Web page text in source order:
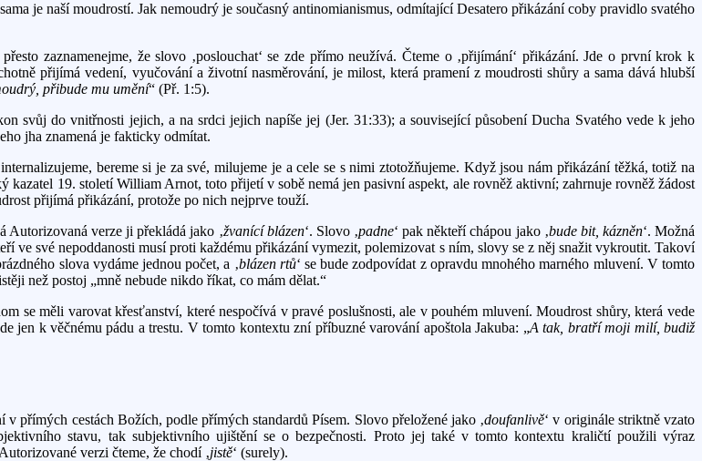
je naší moudrostí. Jak nemoudrý je současný antinomianismus, odmítající Desatero přikázání coby pravidlo svatého
zaznamenejme, že slovo ‚poslouchat‘ se zde přímo neužívá. Čteme o ‚přijímání‘ přikázání. Jde o první krok k
přijímá vedení, vyučování a životní nasměrování, je milost, která pramení z moudrosti shůry a sama dává hlubší
přibude mu umění“ (Př. 1:5).
svůj do vnitřnosti jejich, a na srdci jejich napíše jej (Jer. 31:33); a související působení Ducha Svatého vede k jeho
jha znamená je fakticky odmítat.
bereme si je za své, milujeme je a cele se s nimi ztotožňujeme. Když jsou nám přikázání těžká, totiž na
19. století William Arnot, toto přijetí v sobě nemá jen pasivní aspekt, ale rovněž aktivní; zahrnuje rovněž žádost
přijímá přikázání, protože po nich nejprve touží.
Autorizovaná verze ji překládá jako ‚žvanící blázen‘. Slovo ‚padne‘ pak někteří chápou jako ‚bude bit, kázněn‘. Možná
ve své nepoddanosti musí proti každému přikázání vymezit, polemizovat s ním, slovy se z něj snažit vykroutit. Takoví
slova vydáme jednou počet, a ‚blázen rtů‘ se bude zodpovídat z opravdu mnohého marného mluvení. V tomto
než postoj „mně nebude nikdo říkat, co mám dělat.“
se měli varovat křesťanství, které nespočívá v pravé poslušnosti, ale v pouhém mluvení. Moudrost shůry, která vede
jen k věčnému pádu a trestu. V tomto kontextu zní příbuzné varování apoštola Jakuba: „A tak, bratří moji milí, budiž
přímých cestách Božích, podle přímých standardů Písem. Slovo přeložené jako ‚doufanlivě‘ v originále striktně vzato
stavu, tak subjektivního ujištění se o bezpečnosti. Proto jej také v tomto kontextu kraličtí použili výraz
verzi čteme, že chodí ‚jistě‘ (surely).